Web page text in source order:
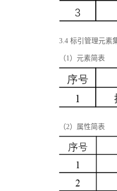
3.4 标引管理元素
（1）元素简表
（2）属性简表